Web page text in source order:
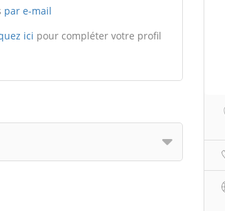
par e-mail
ici pour compléter votre profil